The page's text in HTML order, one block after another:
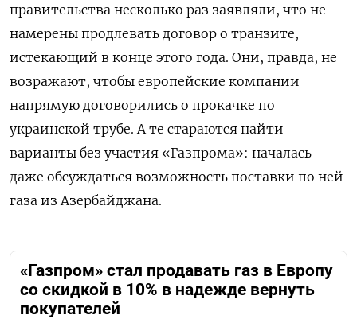
правительства несколько раз заявляли, что не
намерены продлевать договор о транзите,
истекающий в конце этого года. Они, правда, не
возражают, чтобы европейские компании
напрямую договорились о прокачке по
украинской трубе. А те стараются найти
варианты без участия «Газпрома»: началась
даже обсуждаться возможность поставки по ней
газа из Азербайджана.
«Газпром» стал продавать газ в Европу
со скидкой в 10% в надежде вернуть
покупателей